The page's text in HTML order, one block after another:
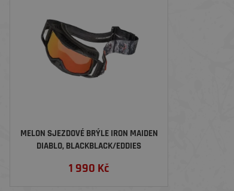
MELON SJEZDOVÉ BRÝLE IRON MAIDEN
DIABLO, BLACKBLACK/EDDIES
1 990 Kč